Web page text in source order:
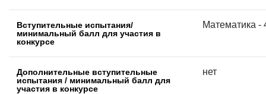
Вступительные испытания/
минимальный балл для участия в
конкурсе
Математика -
Дополнительные вступительные
испытания / минимальный балл для
участия в конкурсе
нет